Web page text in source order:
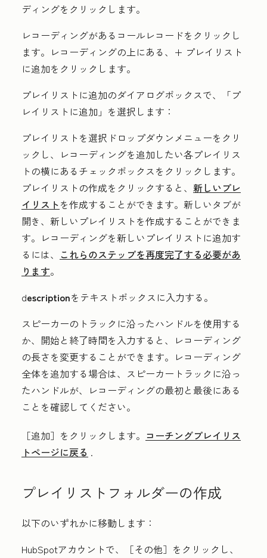
ディングをクリックします。
レコーディングがある コール レコードをクリックし
ます。レコーディングの上にある、 + プレイリスト
に追加をクリックします。
プレイリストに追加のダイアログボックスで、「プ
レイリストに追加」を選択します：
プレイリストを選択 ドロップダウンメニューをクリ
ックし、レコーディングを追加したい各プレイリス
トの横にあるチェックボックスをクリックします。
プレイリストの作成をクリックすると、 新しいプレ
イリストを作成することができます。新しいタブが
開き、新しいプレイリストを作成することができま
す。レコーディングを新しいプレイリストに追加す
るには、 これらのステップを再度完了する必要があ
ります。
descriptionをテキストボックスに入力する。
スピーカーのトラックに沿ったハンドルを使用する
か、 開始と 終了時間を入力すると、レコーディング
の長さを変更することができます。レコーディング
全体を追加する場合は、スピーカートラックに沿っ
たハンドルが、レコーディングの最初と最後にある
ことを確認してください。
［追加］ をクリックします。 コーチングプレイリス
トページに戻る .
プレイリストフォルダーの作成
以下のいずれかに移動します：
HubSpotアカウントで、
［その他］をクリックし、